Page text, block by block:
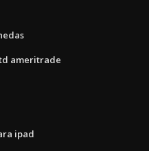
ameritrade
ipad